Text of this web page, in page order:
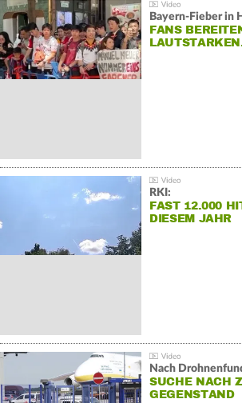
Bayern-Fieber in
FANS
RKI:
FAST 12.000
DIESEM JAHR
Nach
SUCHE NACH
GEGENSTAND